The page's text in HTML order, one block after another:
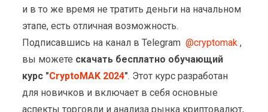
и в то же время не тратить деньги на начальном
этапе, есть отличная возможность.
Подписавшись на канал в Telegram @cryptomak ,
вы можете скачать бесплатно обучающий
курс "CryptoMAK 2024". Этот курс разработан
для новичков и включает в себя основные
аспекты торговли и анализа рынка криптовалют,